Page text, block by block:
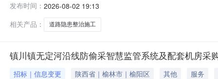
称：镇川镇榆林县一大会址周边道路隐患整治项目采购
发布时间： 2026-08-02 19:13
相关产品：
道路隐患整治施工
镇川镇无定河沿线防偷采智慧监管系统及配套机房采
招标｜信息变更 陕西省｜榆林市｜榆阳区 其他
服务